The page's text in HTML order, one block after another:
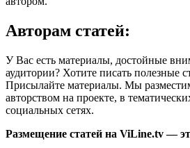
Авторам статей:
У Вас есть материалы, достойные
аудитории? Хотите писать полезные
Присылайте материалы. Мы
авторством на проекте, в
социальных сетях.
Размещение статей на ViLine.tv —